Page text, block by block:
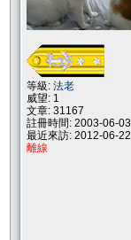
等級: 法老
威望: 1
文章: 31167
註冊時間: 2003-06-03
最近來訪: 2012-06-22
離線